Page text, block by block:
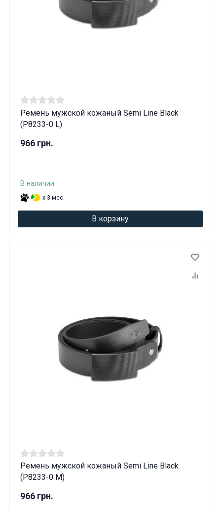
Ремень мужской кожаный Semi Line Black
(P8233-0 L)
966 грн.
В наличии
x 3 мес.
В корзину
Ремень мужской кожаный Semi Line Black
(P8233-0 M)
966 грн.